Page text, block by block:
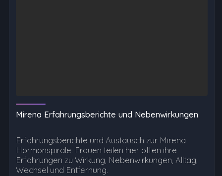
Mirena Erfahrungsberichte und Nebenwirkungen
Erfahrungsberichte und Austausch zur Mirena
Hormonspirale. Frauen teilen hier offen ihre
Erfahrungen zu Wirkung, Nebenwirkungen, Alltag,
Wechsel und Entfernung.